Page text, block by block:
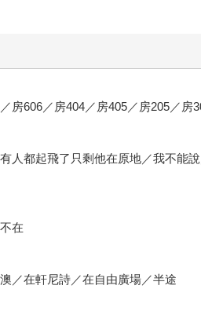
房606／房404／房405／房205／房
人都起飛了只剩他在原地／我不能
在
／在軒尼詩／在自由廣場／半途